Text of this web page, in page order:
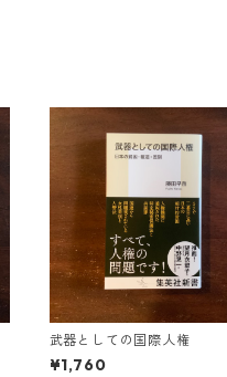
武器としての国際人権
¥1,760